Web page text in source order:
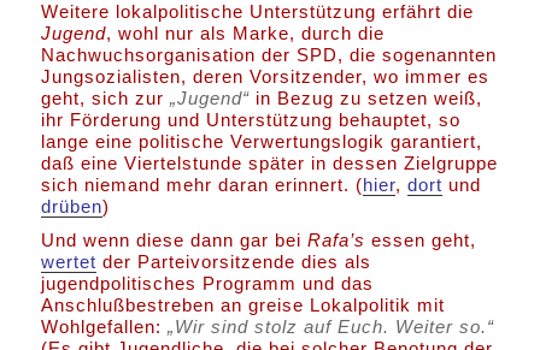
Weitere lokalpolitische Unterstützung erfährt die
Jugend, wohl nur als Marke, durch die
Nachwuchsorganisation der SPD, die sogenannten
Jungsozialisten, deren Vorsitzender, wo immer es
geht, sich zur„Jugend“ in Bezug zu setzen weiß,
ihr Förderung und Unterstützung behauptet, so
lange eine politische Verwertungslogik garantiert,
daß eine Viertelstunde später in dessen Zielgruppe
sich niemand mehr daran erinnert. (hier,dort und
drüben)
Und wenn diese dann gar beiRafa’s essen geht,
wertet der Parteivorsitzende dies als
jugendpolitisches Programm und das
Anschlußbestreben an greise Lokalpolitik mit
Wohlgefallen:„Wir sind stolz auf Euch. Weiter so.“